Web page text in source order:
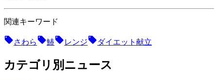
関連キーワード
さわら 鰆 レンジ ダイエット献立
カテゴリ別ニュース